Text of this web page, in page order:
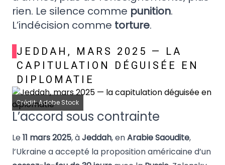
rien. Le silence comme punition.
L’indécision comme torture.
JEDDAH, MARS 2025 — LA
CAPITULATION DÉGUISÉE EN
DIPLOMATIE
Crédit: Adobe Stock
L’accord sous contrainte
Le11 mars 2025, àJeddah, enArabie Saoudite,
l’Ukraine a accepté la proposition américaine d’un